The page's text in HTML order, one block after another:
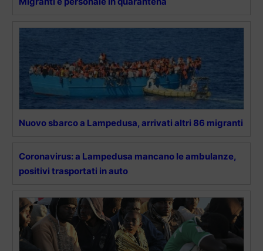
Nuovo sbarco a Lampedusa, arrivati altri 86 migranti
Coronavirus: a Lampedusa mancano le ambulanze,
positivi trasportati in auto